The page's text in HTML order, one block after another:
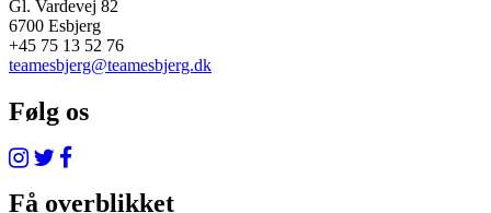
Gl. Vardevej 82
6700 Esbjerg
+45 75 13 52 76
teamesbjerg@teamesbjerg.dk
Følg os
Få overblikket